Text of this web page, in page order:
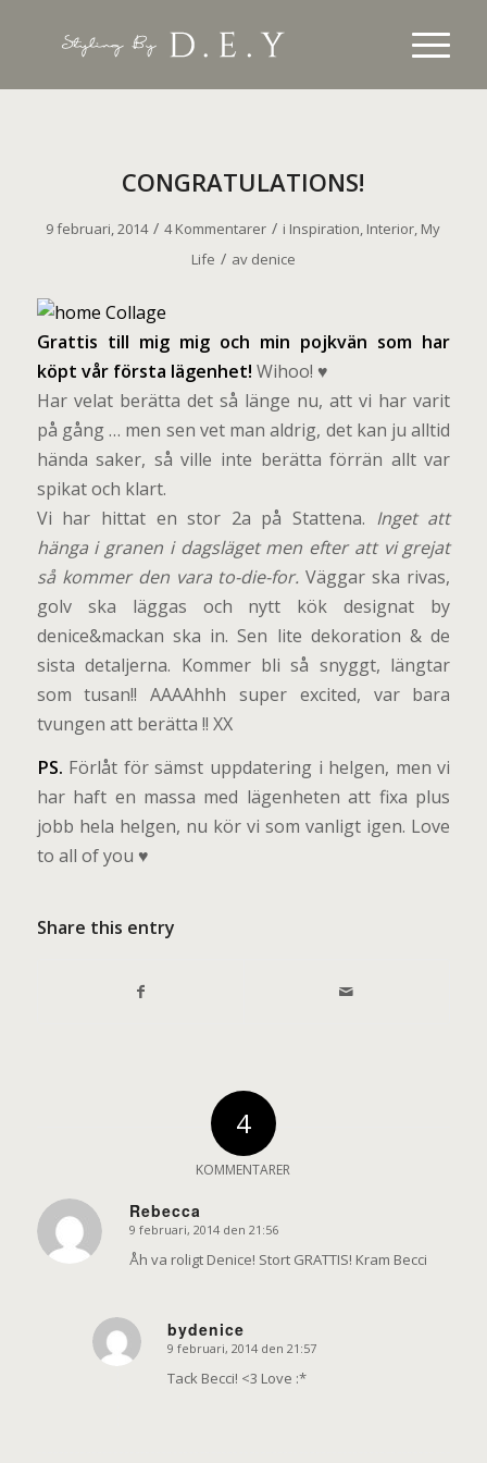
CONGRATULATIONS!
9 februari, 2014 / 4 Kommentarer / i Inspiration, Interior, My
Life / av denice
Grattis till mig mig och min pojkvän som har
köpt vår första lägenhet! Wihoo! ♥
Har velat berätta det så länge nu, att vi har varit
på gång … men sen vet man aldrig, det kan ju alltid
hända saker, så ville inte berätta förrän allt var
spikat och klart.
Vi har hittat en stor 2a på Stattena. Inget att
hänga i granen i dagsläget men efter att vi grejat
så kommer den vara to-die-for. Väggar ska rivas,
golv ska läggas och nytt kök designat by
denice&mackan ska in. Sen lite dekoration & de
sista detaljerna. Kommer bli så snyggt, längtar
som tusan!! AAAAhhh super excited, var bara
tvungen att berätta !! XX
PS. Förlåt för sämst uppdatering i helgen, men vi
har haft en massa med lägenheten att fixa plus
jobb hela helgen, nu kör vi som vanligt igen. Love
to all of you ♥
Share this entry
4
KOMMENTARER
Rebecca
says:
9 februari, 2014 den 21:56
Åh va roligt Denice! Stort GRATTIS! Kram Becci
bydenice
says:
9 februari, 2014 den 21:57
Tack Becci! <3 Love :*